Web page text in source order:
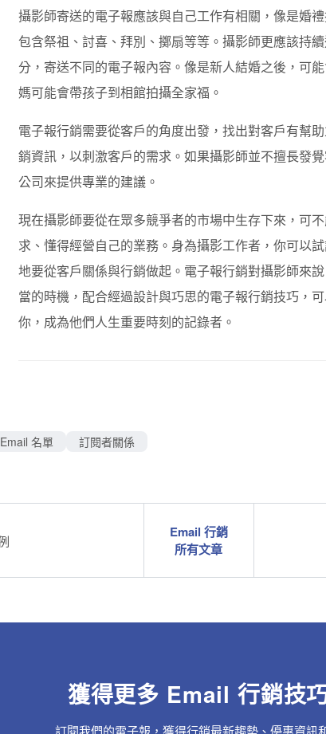
攝影師寄送的電子報應該與自己工作有相關，像是婚
包含祭祖、討喜、拜別、擲扇等等。攝影師更應該持
分，寄送不同的電子報內容。像是新人結婚之後，可
媽可能會帶孩子到相館拍攝全家福。
電子報行銷需要從客戶的角度出發，找出對客戶有幫
銷資訊，以刺激客戶的需求。如果攝影師並不擅長發
公司來提供專業的建議。
現在攝影師要從在眾多競爭者的市場中生存下來，可
求、懂得經營自己的業務。身為攝影工作者，你可以
地要從客戶關係與行銷做起。電子報行銷對攝影師來
當的時機，配合經過設計與巧思的電子報行銷技巧，
你，成為他們人生重要時刻的記錄者。
Email 名單 訂閱者關係
Email 行銷
所有文章
獲得更多 Email 行銷技